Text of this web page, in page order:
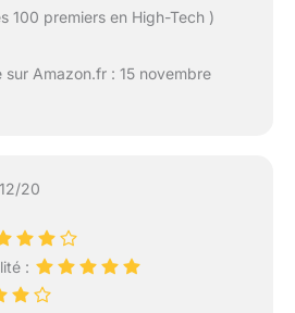
100 premiers en High-Tech )
sur Amazon.fr : 15 novembre
20
: